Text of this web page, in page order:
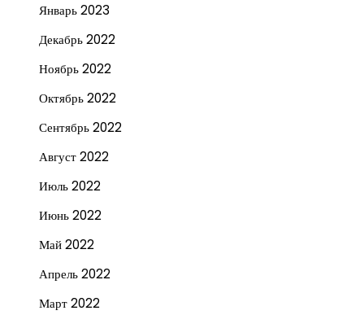
Январь 2023
Декабрь 2022
Ноябрь 2022
Октябрь 2022
Сентябрь 2022
Август 2022
Июль 2022
Июнь 2022
Май 2022
Апрель 2022
Март 2022